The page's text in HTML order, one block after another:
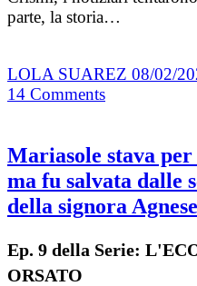
parte, la storia…
LOLA SUAREZ 08/02/
14 Comments
Mariasole stava
ma fu salvata dalle
della signora Agnese
Ep. 9 della Serie:
ORSATO